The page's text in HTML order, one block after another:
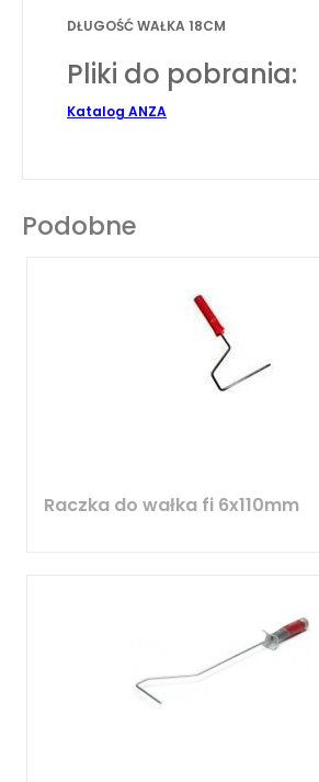
DŁUGOŚĆ WAŁKA 18CM
Pliki do pobrania:
Katalog ANZA
Podobne
Raczka do wałka fi 6x110mm